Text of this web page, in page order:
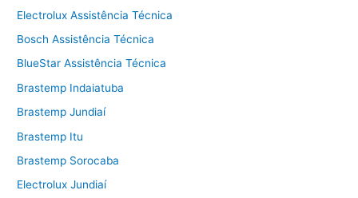
Electrolux Assistência Técnica
Bosch Assistência Técnica
BlueStar Assistência Técnica
Brastemp Indaiatuba
Brastemp Jundiaí
Brastemp Itu
Brastemp Sorocaba
Electrolux Jundiaí